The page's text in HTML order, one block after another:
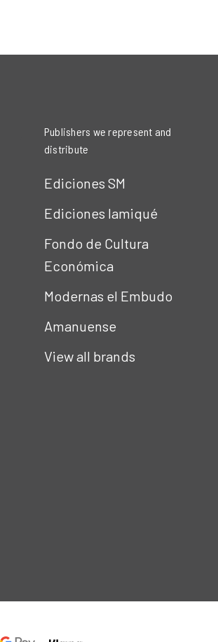
Publishers we represent and
distribute
Ediciones SM
Ediciones Iamiqué
Fondo de Cultura
Económica
Modernas el Embudo
Amanuense
View all brands